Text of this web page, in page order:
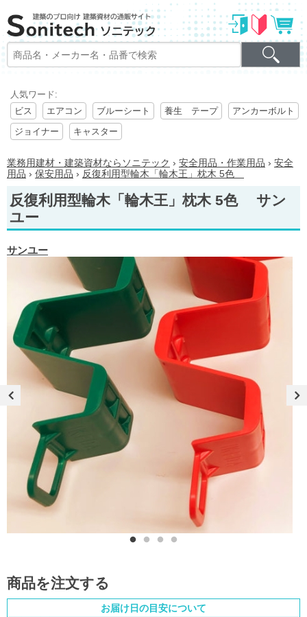
人気ワード:
ビス
エアコン ブルーシート 養生 テープ
アンカーボルト
ジョイナー
キャスター
業務用建材・建築資材ならソニテック › 安全用品・作業用品 › 安全
用品 › 保安用品 › 反復利用型輪木「輪木王」枕木 5色
反復利用型輪木「輪木王」枕木 5色 サン
ユー
サンユー
商品を注文する
お届け日の目安について